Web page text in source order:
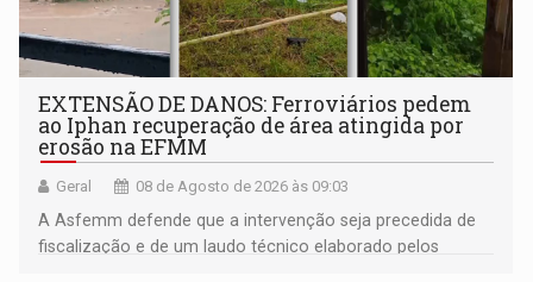
EXTENSÃO DE DANOS: Ferroviários pedem
ao Iphan recuperação de área atingida por
erosão na EFMM
Geral 08 de Agosto de 2026 às 09:03
A Asfemm defende que a intervenção seja precedida de
fiscalização e de um laudo técnico elaborado pelos